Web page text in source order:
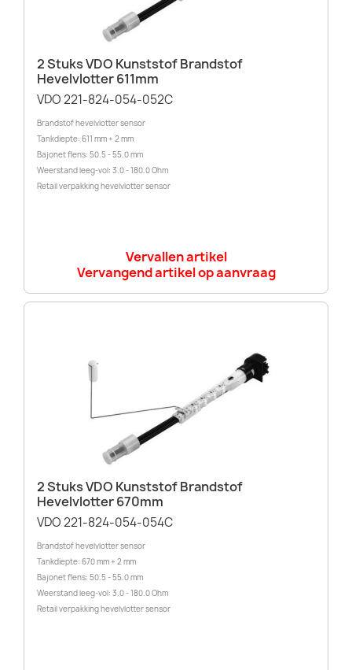
2 Stuks VDO Kunststof Brandstof
Hevelvlotter 611mm
VDO 221-824-054-052C
Brandstof hevelvlotter sensor
Tankdiepte: 611 mm + 2 mm
Bajonet flens: 50.5 - 55.0 mm
Weerstand leeg-vol: 3.0 - 180.0 Ohm
Retail verpakking hevelvlotter sensor
Vervallen artikel
Vervangend artikel op aanvraag
2 Stuks VDO Kunststof Brandstof
Hevelvlotter 670mm
VDO 221-824-054-054C
Brandstof hevelvlotter sensor
Tankdiepte: 670 mm + 2 mm
Bajonet flens: 50.5 - 55.0 mm
Weerstand leeg-vol: 3.0 - 180.0 Ohm
Retail verpakking hevelvlotter sensor